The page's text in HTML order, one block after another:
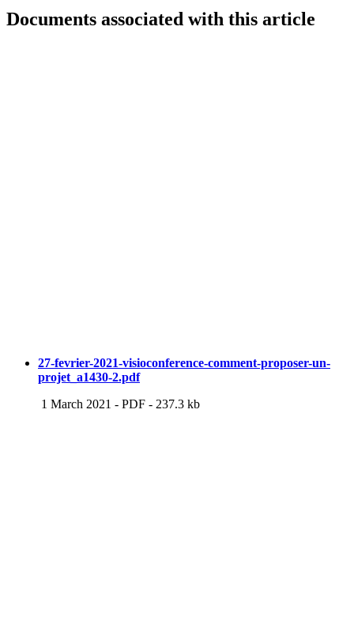
Documents associated with this article
27-fevrier-2021-visioconference-comment-proposer-un-
projet_a1430-2.pdf
1 March 2021 - PDF - 237.3 kb